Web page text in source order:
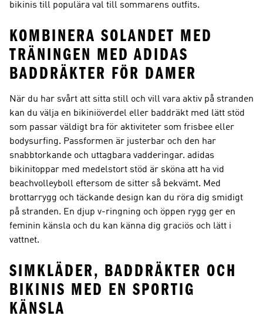
bikinis till populära val till sommarens outfits.
KOMBINERA SOLANDET MED
TRÄNINGEN MED ADIDAS
BADDRÄKTER FÖR DAMER
När du har svårt att sitta still och vill vara aktiv på stranden
kan du välja en bikiniöverdel eller baddräkt med lätt stöd
som passar väldigt bra för aktiviteter som frisbee eller
bodysurfing. Passformen är justerbar och den har
snabbtorkande och uttagbara vadderingar. adidas
bikinitoppar med medelstort stöd är sköna att ha vid
beachvolleyboll eftersom de sitter så bekvämt. Med
brottarrygg och täckande design kan du röra dig smidigt
på stranden. En djup v-ringning och öppen rygg ger en
feminin känsla och du kan känna dig graciös och lätt i
vattnet.
SIMKLÄDER, BADDRÄKTER OCH
BIKINIS MED EN SPORTIG
KÄNSLA